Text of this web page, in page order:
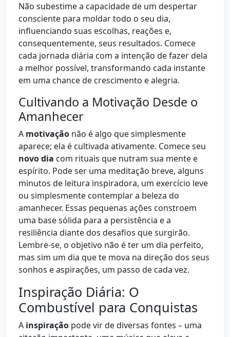
Não subestime a capacidade de um despertar
consciente para moldar todo o seu dia,
influenciando suas escolhas, reações e,
consequentemente, seus resultados. Comece
cada jornada diária com a intenção de fazer dela
a melhor possível, transformando cada instante
em uma chance de crescimento e alegria.
Cultivando a Motivação Desde o
Amanhecer
A motivação não é algo que simplesmente
aparece; ela é cultivada ativamente. Comece seu
novo dia com rituais que nutram sua mente e
espírito. Pode ser uma meditação breve, alguns
minutos de leitura inspiradora, um exercício leve
ou simplesmente contemplar a beleza do
amanhecer. Essas pequenas ações constroem
uma base sólida para a persistência e a
resiliência diante dos desafios que surgirão.
Lembre-se, o objetivo não é ter um dia perfeito,
mas sim um dia que te mova na direção dos seus
sonhos e aspirações, um passo de cada vez.
Inspiração Diária: O
Combustível para Conquistas
A inspiração pode vir de diversas fontes – uma